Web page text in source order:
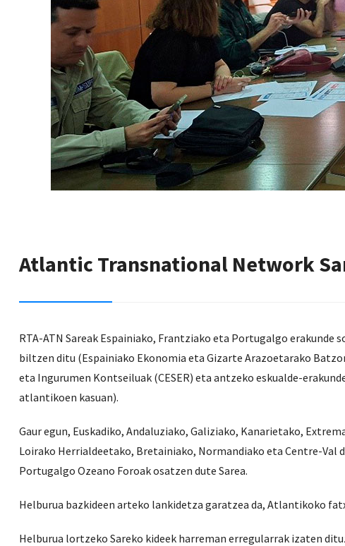
Atlantic Transnational Network
RTA-ATN Sareak Espainiako, Frantziako eta Portugalgo
biltzen ditu (Espainiako Ekonomia eta Gizarte Arazoetarako
eta Ingurumen Kontseiluak (CESER) eta antzeko eskualde-
atlantikoen kasuan).
Gaur egun, Euskadiko, Andaluziako, Galiziako, Kanarietako,
Loirako Herrialdeetako, Bretainiako, Normandiako eta Centre-Val
Portugalgo Ozeano Foroak osatzen dute Sarea.
Helburua bazkideen arteko lankidetza garatzea da, Atlantikoko
Helburua lortzeko Sareko kideek harreman erregularrak izaten